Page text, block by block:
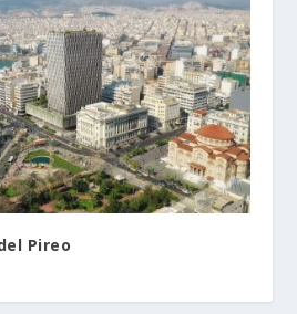
Pireo